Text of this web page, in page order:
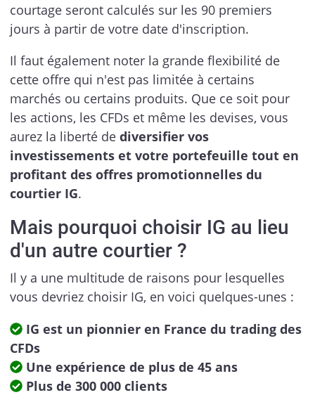
courtage seront calculés sur les 90 premiers
jours à partir de votre date d'inscription.
Il faut également noter la grande flexibilité de
cette offre qui n'est pas limitée à certains
marchés ou certains produits. Que ce soit pour
les actions, les CFDs et même les devises, vous
aurez la liberté de diversifier vos
investissements et votre portefeuille tout en
profitant des offres promotionnelles du
courtier IG.
Mais pourquoi choisir IG au lieu
d'un autre courtier ?
Il y a une multitude de raisons pour lesquelles
vous devriez choisir IG, en voici quelques-unes :
IG est un pionnier en France du trading des
CFDs
Une expérience de plus de 45 ans
Plus de 300 000 clients